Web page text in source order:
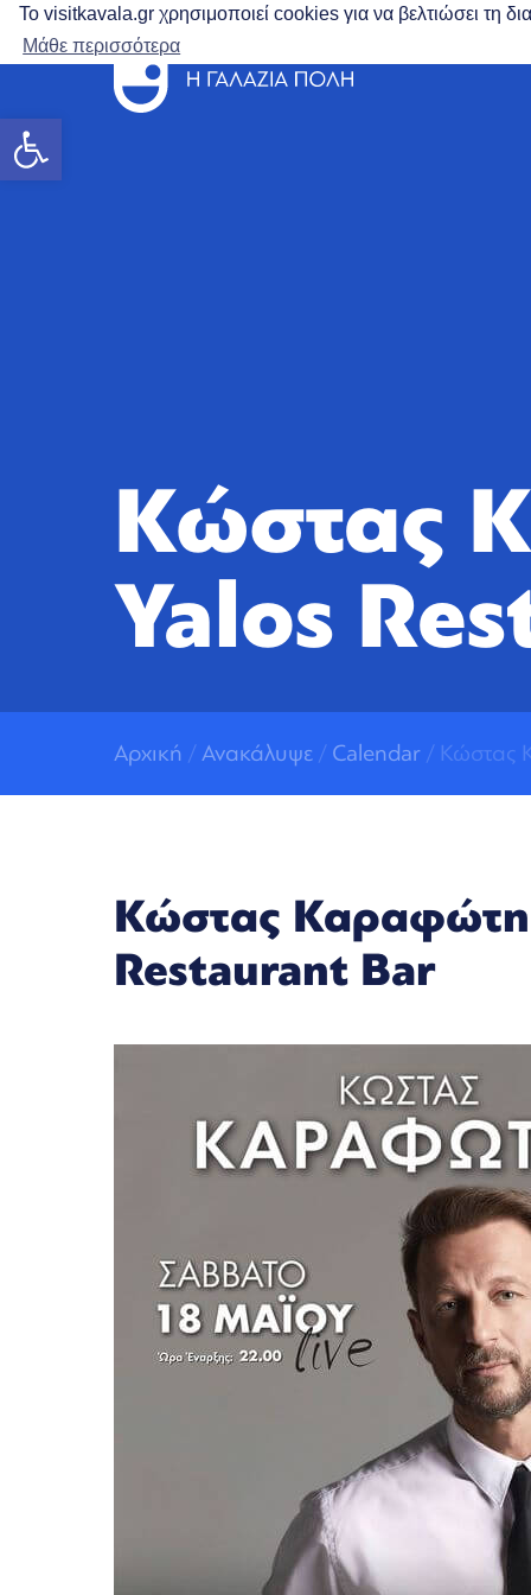
Ανοίξτε τη γραμμή εργαλείων
Το visitkavala.gr χρησιμοποιεί cookies για να βελτιώσει τη
Μάθε περισσότερα
Κώστας
Yalos
Αρχική / Ανακάλυψε / Calendar / Κώστας
Κώστας
Restaurant Bar